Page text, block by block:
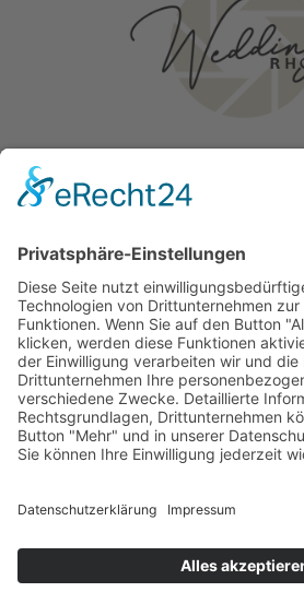
Hochzeit auf Rhodos
Traurednerin – Larissa
2026